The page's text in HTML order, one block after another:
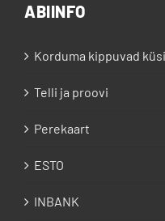
ABIINFO
Korduma kippuvad
Telli ja proovi
Perekaart
ESTO
INBANK